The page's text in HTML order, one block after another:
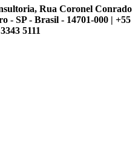
Rua Coronel Conrado
- SP - Brasil - 14701-000 | +55
5111